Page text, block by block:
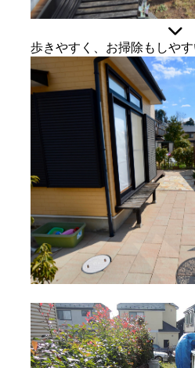
歩きやすく、お掃除もしやす